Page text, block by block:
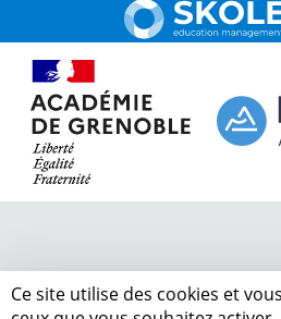
Ce site utilise des cookies et